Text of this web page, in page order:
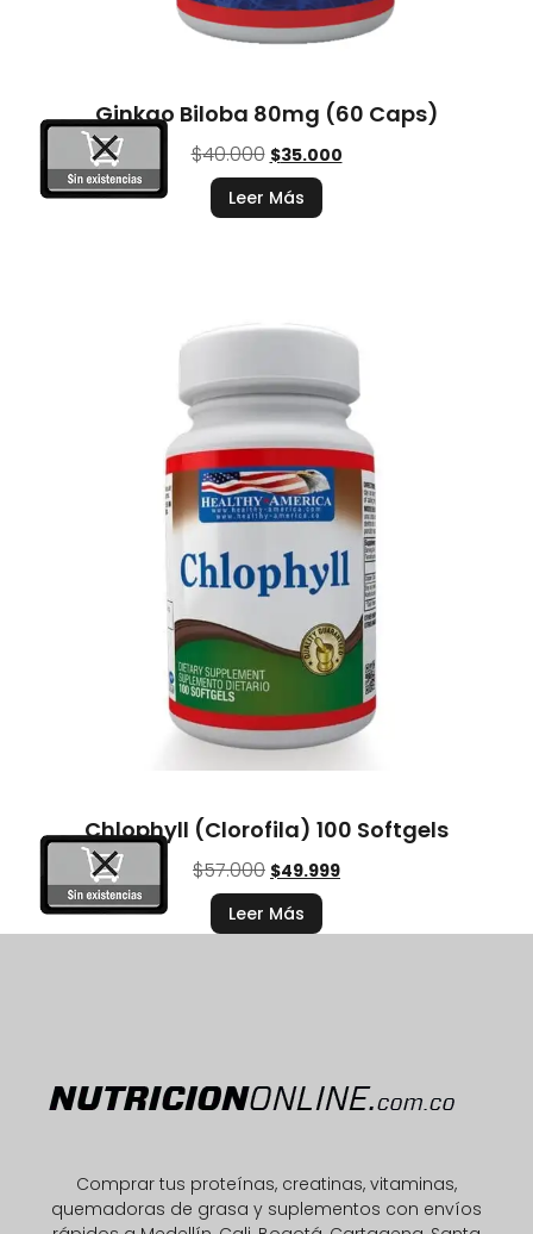
Ginkgo Biloba 80mg (60 Caps)
$40.000 $35.000
Leer Más
Chlophyll (Clorofila) 100 Softgels
$57.000 $49.999
Leer Más
Comprar tus proteínas, creatinas, vitaminas,
quemadoras de grasa y suplementos con envíos